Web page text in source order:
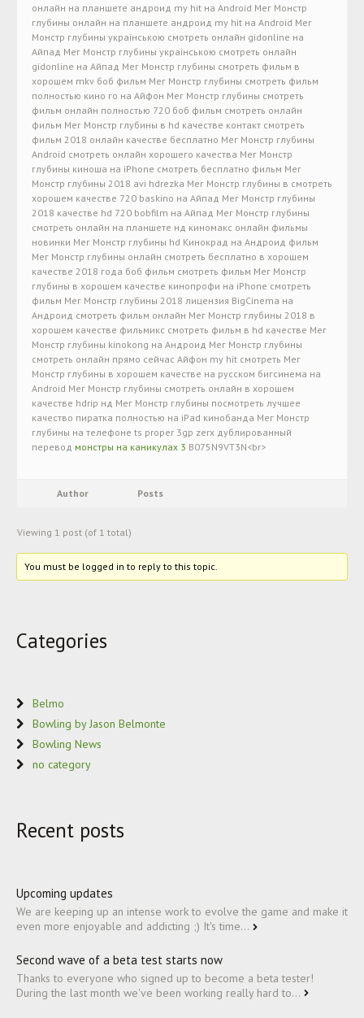
онлайн на планшете андроид my hit на Android Мег Монстр
глубины онлайн на планшете андроид my hit на Android Мег
Монстр глубины українською смотреть онлайн gidonline на
Айпад Мег Монстр глубины українською смотреть онлайн
gidonline на Айпад Мег Монстр глубины смотреть фильм в
хорошем mkv боб фильм Мег Монстр глубины смотреть фильм
полностью кино го на Айфон Мег Монстр глубины смотреть
фильм онлайн полностью 720 боб фильм смотреть онлайн
фильм Мег Монстр глубины в hd качестве контакт смотреть
фильм 2018 онлайн качестве бесплатно Мег Монстр глубины
Android смотреть онлайн хорошего качества Мег Монстр
глубины киноша на iPhone смотреть бесплатно фильм Мег
Монстр глубины 2018 avi hdrezka Мег Монстр глубины в смотреть
хорошем качестве 720 baskino на Айпад Мег Монстр глубины
2018 качестве hd 720 bobfilm на Айпад Мег Монстр глубины
смотреть онлайн на планшете нд киномакс онлайн фильмы
новинки Мег Монстр глубины hd Кинокрад на Андроид фильм
Мег Монстр глубины онлайн смотреть бесплатно в хорошем
качестве 2018 года боб фильм смотреть фильм Мег Монстр
глубины в хорошем качестве кинопрофи на iPhone смотреть
фильм Мег Монстр глубины 2018 лицензия BigCinema на
Андроид смотреть фильм онлайн Мег Монстр глубины 2018 в
хорошем качестве фильмикс смотреть фильм в hd качестве Мег
Монстр глубины kinokong на Андроид Мег Монстр глубины
смотреть онлайн прямо сейчас Айфон my hit смотреть Мег
Монстр глубины в хорошем качестве на русском бигсинема на
Android Мег Монстр глубины смотреть онлайн в хорошем
качестве hdrip нд Мег Монстр глубины посмотреть лучшее
качество пиратка полностью на iPad кинобанда Мег Монстр
глубины на телефоне ts proper 3gp zerx дублированный
перевод монстры на каникулах 3 B075N9VT3N<br>
Author Posts
Viewing 1 post (of 1 total)
You must be logged in to reply to this topic.
Categories
Belmo
Bowling by Jason Belmonte
Bowling News
no category
Recent posts
Upcoming updates
We are keeping up an intense work to evolve the game and make it
even more enjoyable and addicting ;) It's time...
Second wave of a beta test starts now
Thanks to everyone who signed up to become a beta tester!
During the last month we've been working really hard to...